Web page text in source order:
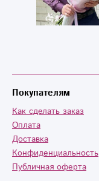
Покупателям
Как сделать заказ
Оплата
Доставка
Конфиденциальность
Публичная оферта